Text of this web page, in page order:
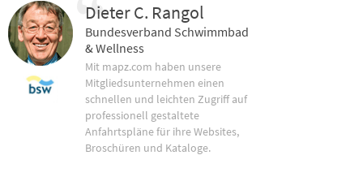
Dieter C. Rangol
Bundesverband Schwimmbad
& Wellness
Mit mapz.com haben unsere
Mitgliedsunternehmen einen
schnellen und leichten Zugriff auf
professionell gestaltete
Anfahrtspläne für ihre Websites,
Broschüren und Kataloge.